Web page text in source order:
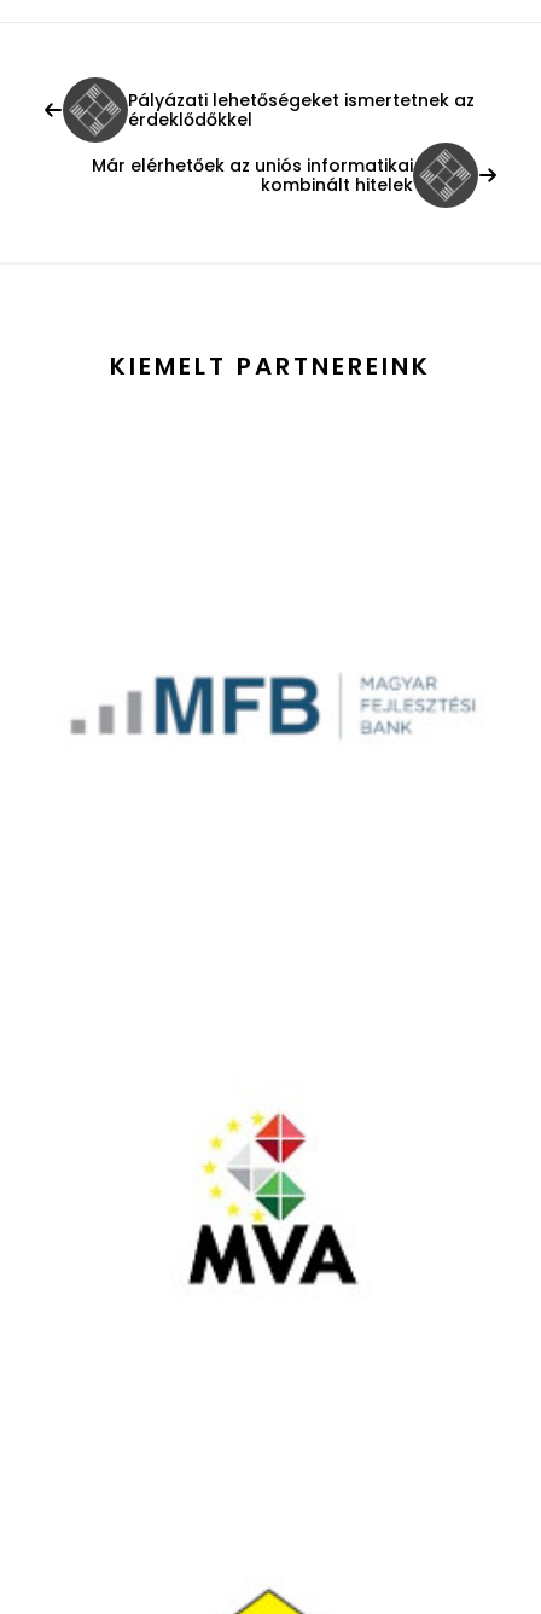
Pályázati lehetőségeket ismertetnek az
érdeklődőkkel
Már elérhetőek az uniós informatikai
kombinált hitelek
KIEMELT PARTNEREINK